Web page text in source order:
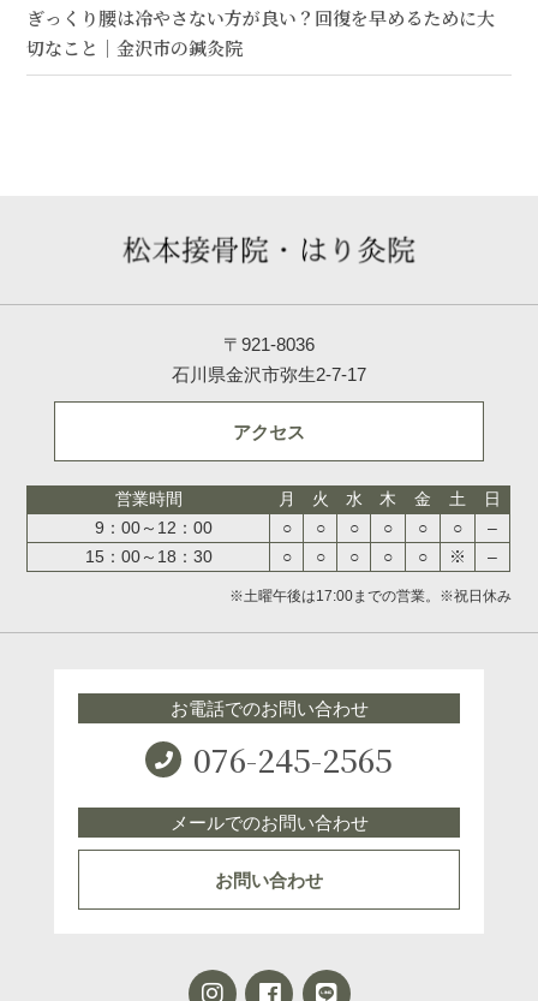
ぎっくり腰は冷やさない方が良い？回復を早めるために大
切なこと｜金沢市の鍼灸院
〒921-8036
石川県金沢市弥生2-7-17
アクセス
営業時間 月 火 水 木 金 土
日
9：00～12：00
○ ○ ○ ○ ○ ○
–
15：00～18：30
○ ○ ○ ○ ○ ※ –
※土曜午後は17:00までの営業。※祝日休み
お電話でのお問い合わせ
076-245-2565
メールでのお問い合わせ
お問い合わせ